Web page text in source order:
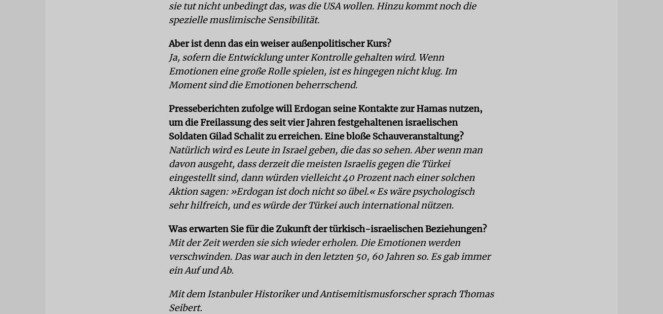
sie tut nicht unbedingt das, was die USA wollen. Hinzu kommt noch die
spezielle muslimische Sensibilität.
Aber ist denn das ein weiser außenpolitischer Kurs?
Ja, sofern die Entwicklung unter Kontrolle gehalten wird. Wenn
Emotionen eine große Rolle spielen, ist es hingegen nicht klug. Im
Moment sind die Emotionen beherrschend.
Presseberichten zufolge will Erdogan seine Kontakte zur Hamas nutzen,
um die Freilassung des seit vier Jahren festgehaltenen israelischen
Soldaten Gilad Schalit zu erreichen. Eine bloße Schauveranstaltung?
Natürlich wird es Leute in Israel geben, die das so sehen. Aber wenn man
davon ausgeht, dass derzeit die meisten Israelis gegen die Türkei
eingestellt sind, dann würden vielleicht 40 Prozent nach einer solchen
Aktion sagen: »Erdogan ist doch nicht so übel.« Es wäre psychologisch
sehr hilfreich, und es würde der Türkei auch international nützen.
Was erwarten Sie für die Zukunft der türkisch-israelischen Beziehungen?
Mit der Zeit werden sie sich wieder erholen. Die Emotionen werden
verschwinden. Das war auch in den letzten 50, 60 Jahren so. Es gab immer
ein Auf und Ab.
Mit dem Istanbuler Historiker und Antisemitismusforscher sprach Thomas
Seibert.